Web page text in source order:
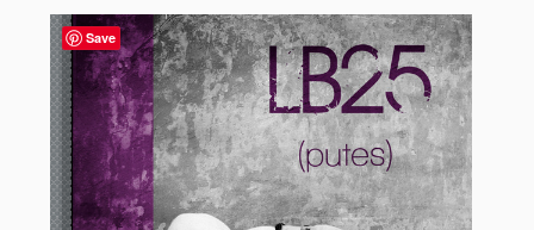
Save